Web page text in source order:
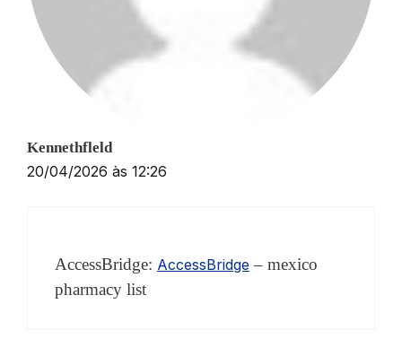
Kennethfleld
20/04/2026 às 12:26
AccessBridge: AccessBridge – mexico
pharmacy list